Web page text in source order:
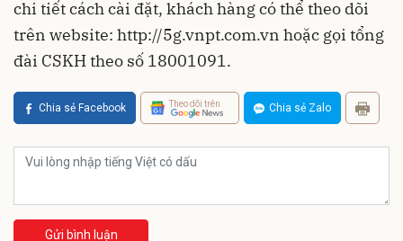
chi tiết cách cài đặt, khách hàng có thể theo dõi
trên website: http://5g.vnpt.com.vn hoặc gọi tổng
đài CSKH theo số 18001091.
Chia sẻ Facebook Theo dõi trên Chia sẻ Zalo
Gửi bình luận